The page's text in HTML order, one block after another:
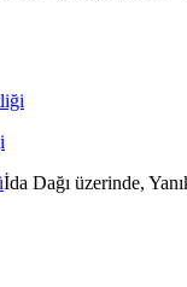
İda Dağı üzerinde,